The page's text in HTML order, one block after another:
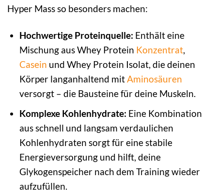
Hyper Mass so besonders machen:
Hochwertige Proteinquelle: Enthält eine
Mischung aus Whey Protein Konzentrat,
Casein und Whey Protein Isolat, die deinen
Körper langanhaltend mit Aminosäuren
versorgt – die Bausteine für deine Muskeln.
Komplexe Kohlenhydrate: Eine Kombination
aus schnell und langsam verdaulichen
Kohlenhydraten sorgt für eine stabile
Energieversorgung und hilft, deine
Glykogenspeicher nach dem Training wieder
aufzufüllen.